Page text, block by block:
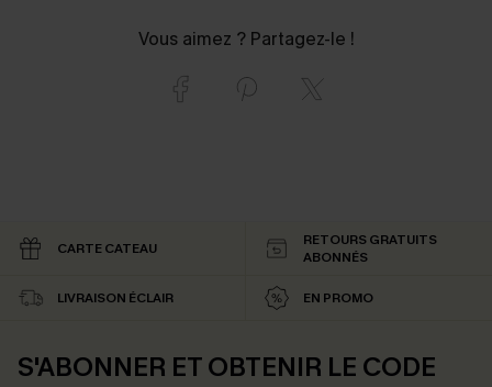
Vous aimez ? Partagez-le !
CARTE CATEAU
RETOURS GRATUITS
ABONNÉS
LIVRAISON ÉCLAIR EN PROMO
S'ABONNER ET OBTENIR LE CODE